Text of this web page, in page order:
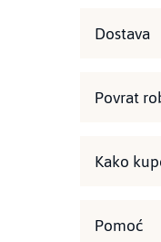
Dostava
Povrat
Kako
Pomoć